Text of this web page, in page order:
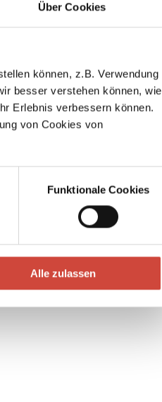
Über Cookies
können, z.B. Verwendung
besser verstehen können, wie
Erlebnis verbessern können.
von Cookies von
Funktionale Cookies
Alle zulassen